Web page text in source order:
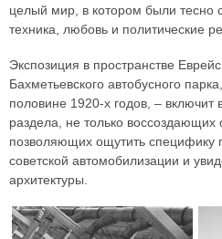
целый мир, в котором были тесно
техника, любовь и политические
Экспозиция в пространстве
Бахметьевского автобусного
половине 1920-х годов, – включит
раздела, не только
позволяющих ощутить специфику
советской автомобилизации и
архитектуры.